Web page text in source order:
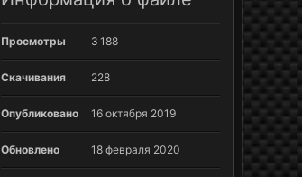
Просмотры 3 188
Скачивания 228
Опубликовано 16 октября 2019
Обновлено 18 февраля 2020